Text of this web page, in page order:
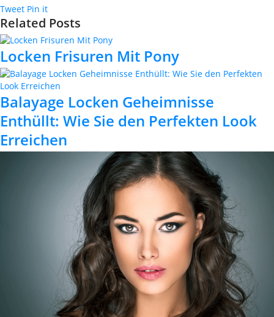
Tweet Pin it
Related Posts
Locken Frisuren Mit Pony
Balayage Locken Geheimnisse
Enthüllt: Wie Sie den Perfekten Look
Erreichen